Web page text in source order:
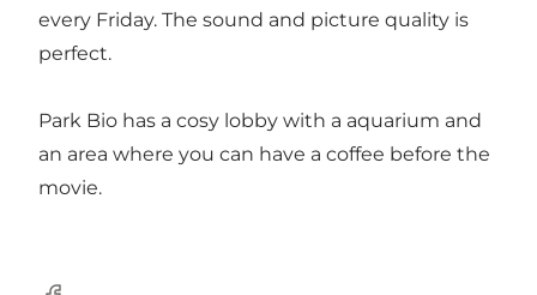
every Friday. The sound and picture quality is
perfect.
Park Bio has a cosy lobby with a aquarium and
an area where you can have a coffee before the
movie.